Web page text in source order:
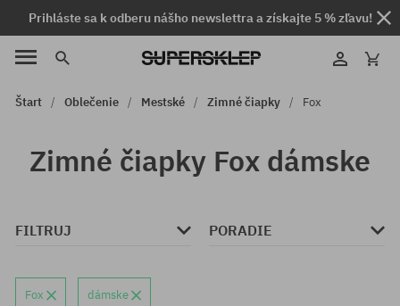
Prihláste sa k odberu nášho newslettra a získajte 5 % zľavu!
Štart Oblečenie Mestské Zimné čiapky Fox
Zimné čiapky Fox dámske
FILTRUJ PORADIE
Fox dámske